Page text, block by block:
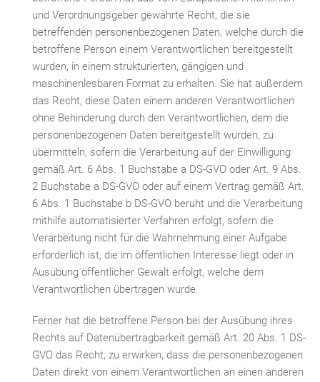
und Verordnungsgeber gewährte Recht, die sie
betreffenden personenbezogenen Daten, welche durch die
betroffene Person einem Verantwortlichen bereitgestellt
wurden, in einem strukturierten, gängigen und
maschinenlesbaren Format zu erhalten. Sie hat außerdem
das Recht, diese Daten einem anderen Verantwortlichen
ohne Behinderung durch den Verantwortlichen, dem die
personenbezogenen Daten bereitgestellt wurden, zu
übermitteln, sofern die Verarbeitung auf der Einwilligung
gemäß Art. 6 Abs. 1 Buchstabe a DS-GVO oder Art. 9 Abs.
2 Buchstabe a DS-GVO oder auf einem Vertrag gemäß Art.
6 Abs. 1 Buchstabe b DS-GVO beruht und die Verarbeitung
mithilfe automatisierter Verfahren erfolgt, sofern die
Verarbeitung nicht für die Wahrnehmung einer Aufgabe
erforderlich ist, die im öffentlichen Interesse liegt oder in
Ausübung öffentlicher Gewalt erfolgt, welche dem
Verantwortlichen übertragen wurde.
Ferner hat die betroffene Person bei der Ausübung ihres
Rechts auf Datenübertragbarkeit gemäß Art. 20 Abs. 1 DS-
GVO das Recht, zu erwirken, dass die personenbezogenen
Daten direkt von einem Verantwortlichen an einen anderen